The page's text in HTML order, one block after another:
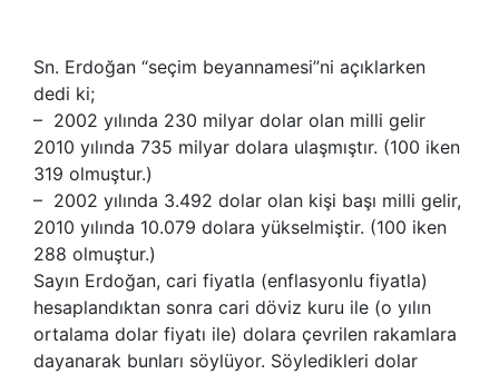
Sn. Erdoğan “seçim beyannamesi”ni açıklarken
dedi ki;
– 2002 yılında 230 milyar dolar olan milli gelir
2010 yılında 735 milyar dolara ulaşmıştır. (100 iken
319 olmuştur.)
– 2002 yılında 3.492 dolar olan kişi başı milli gelir,
2010 yılında 10.079 dolara yükselmiştir. (100 iken
288 olmuştur.)
Sayın Erdoğan, cari fiyatla (enflasyonlu fiyatla)
hesaplandıktan sonra cari döviz kuru ile (o yılın
ortalama dolar fiyatı ile) dolara çevrilen rakamlara
dayanarak bunları söylüyor. Söyledikleri dolar